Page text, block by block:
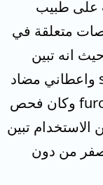
على طبيب
متعلقة في
انه تبين
وجود يكتيريا تدعى staphylococcus واعطاني مضاد
حيوي furolin nitrofuranation 100mg وكان فحص
تبين
من دون